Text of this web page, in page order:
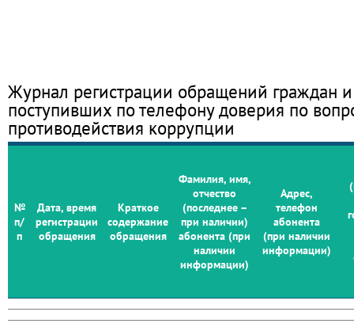
Журнал регистрации обращений граждан
поступивших по телефону доверия по
противодействия коррупции
№
п/
п
Дата, время
регистрации
обращения
Краткое
содержание
обращения
Фамилия, имя,
отчество
(последнее –
при наличии)
абонента (при
наличии
информации)
Адрес,
телефон
абонента
(при наличии
информации)